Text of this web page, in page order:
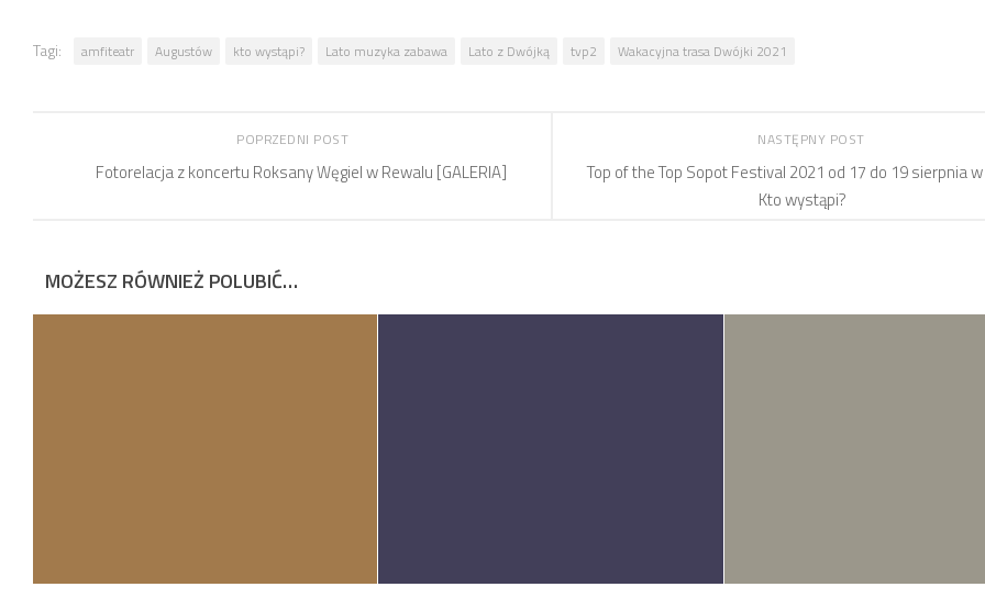
Tagi: amfiteatr Augustów kto wystąpi? Lato muzyka zabawa Lato z Dwójką tvp2 Wakacyjna trasa Dwójki 2021
NASTĘPNY POST
Top of the Top Sopot Festival 2021 od 17 do 19 sierpnia w
Kto wystąpi?
POPRZEDNI POST
Fotorelacja z koncertu Roksany Węgiel w Rewalu [GALERIA]
MOŻESZ RÓWNIEŻ POLUBIĆ…